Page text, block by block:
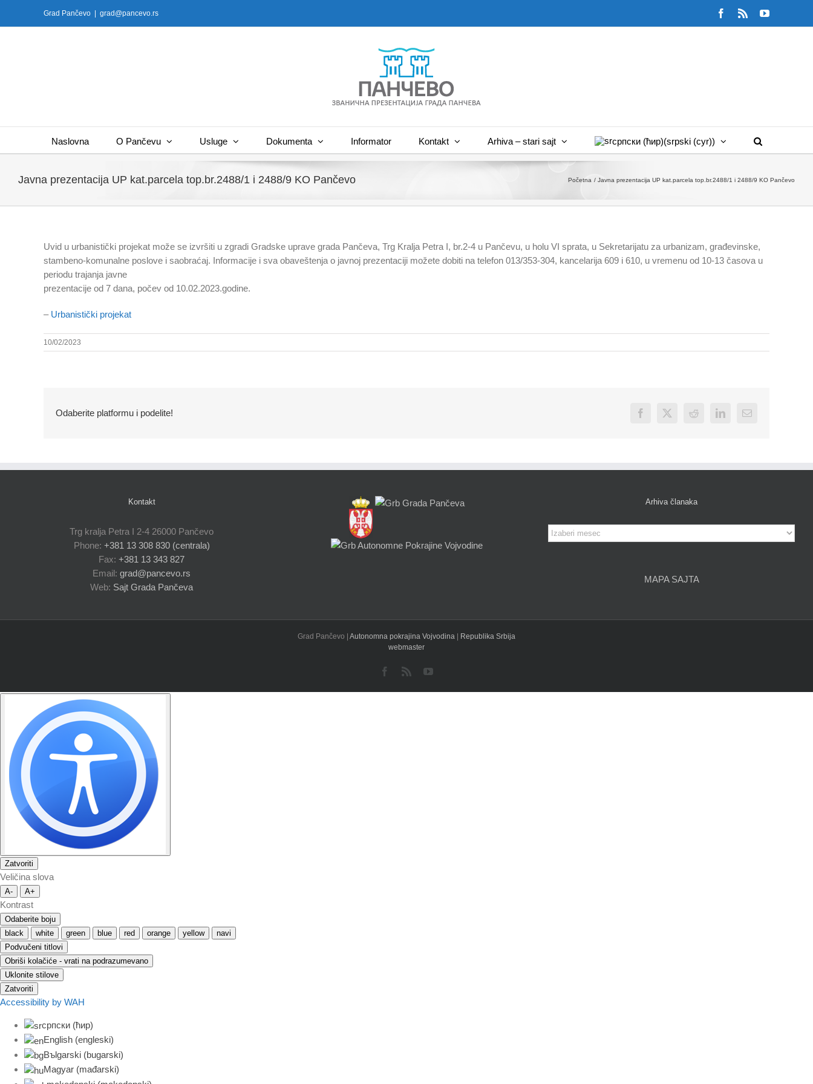
Grad Pančevo grad@pancevo.rs Facebook
Rss YouTube
Naslovna O Pančevu Usluge Dokumenta Informator Kontakt Arhiva – stari sajt српски (ћир)(srpski (cyr))
Javna prezentacija UP kat.parcela top.br.2488/1 i 2488/9 KO Pančevo Početna Javna prezentacija UP kat.parcela top.br.2488/1 i 2488/9 KO Pančevo
Uvid u urbanistički projekat može se izvršiti u zgradi Gradske uprave grada Pančeva, Trg Kralja Petra I, br.2-4 u Pančevu, u holu VI sprata, u Sekretarijatu za urbanizam, građevinske,
stambeno-komunalne poslove i saobraćaj. Informacije i sva obaveštenja o javnoj prezentaciji možete dobiti na telefon 013/353-304, kancelarija 609 i 610, u vremenu od 10-13 časova u
periodu trajanja javne
prezentacije od 7 dana, počev od 10.02.2023.godine.
– Urbanistički projekat
10/02/2023
Odaberite platformu i podelite! Facebook
X Reddit LinkedInEmail
Kontakt
Trg kralja Petra I 2-4 26000 Pančevo
Phone: +381 13 308 830 (centrala)
Fax: +381 13 343 827
Email: grad@pancevo.rs
Web: Sajt Grada Pančeva
Arhiva članaka
Arhiva
članaka
MAPA SAJTA
Grad Pančevo | Autonomna pokrajina Vojvodina | Republika Srbija
webmaster
Facebook
Rss YouTube
Zatvoriti
Veličina slova
A- A+
Kontrast
Odaberite boju
black
white green blue red orange yellow
navi
Podvučeni titlovi
Obriši kolačiće - vrati na podrazumevano
Uklonite stilove
Zatvoriti
Accessibility by WAH
српски (ћир)
English (engleski)
Bъlgarski (bugarski)
Magyar (mađarski)